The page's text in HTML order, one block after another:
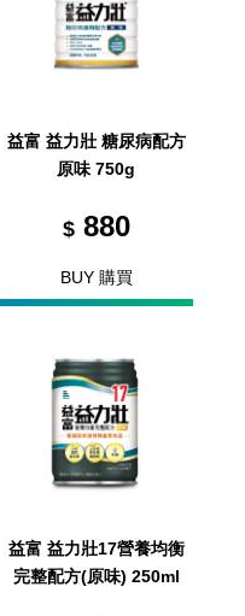
益富 益力壯 糖尿病配方
原味 750g
$880
BUY 購買
益富 益力壯17營養均衡
完整配方(原味) 250ml